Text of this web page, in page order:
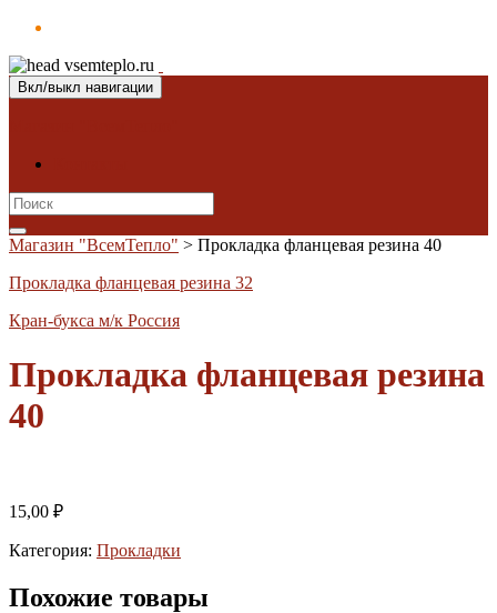
Вкл/выкл навигации
Search
for:
Магазин "ВсемТепло" > Прокладка фланцевая резина 40
Прокладка фланцевая резина 32
Кран-букса м/к Россия
Прокладка фланцевая резина
40
15,00 ₽
Категория: Прокладки
Похожие товары